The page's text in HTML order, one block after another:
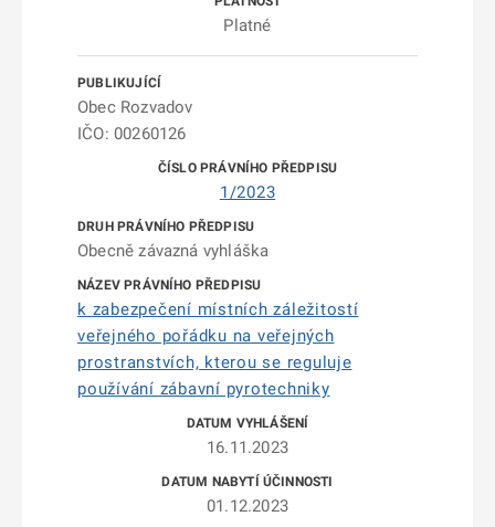
Platné
Obec Rozvadov
IČO: 00260126
1/2023
Obecně závazná vyhláška
k zabezpečení místních záležitostí
veřejného pořádku na veřejných
prostranstvích, kterou se reguluje
používání zábavní pyrotechniky
16.11.2023
01.12.2023